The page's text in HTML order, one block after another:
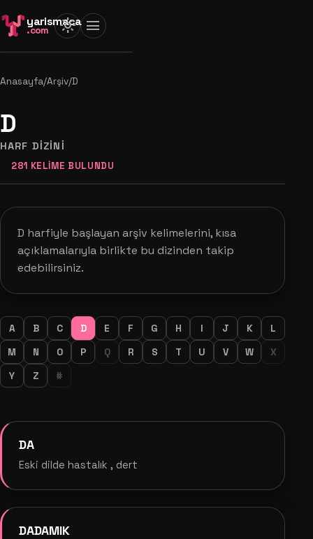
yarismaca
.com light_mode menu
Anasayfa/Arşiv/D
D
HARF DIZINI
281 KELIME BULUNDU
D harfiyle başlayan arşiv kelimelerini, kısa
açıklamalarıyla birlikte bu dizinden takip
edebilirsiniz.
A B C D E F G H I J K
L
M
N O P Q R S T U V W
X
Y
Z #
DA
Eski dilde hastalık , dert
DADAMIK